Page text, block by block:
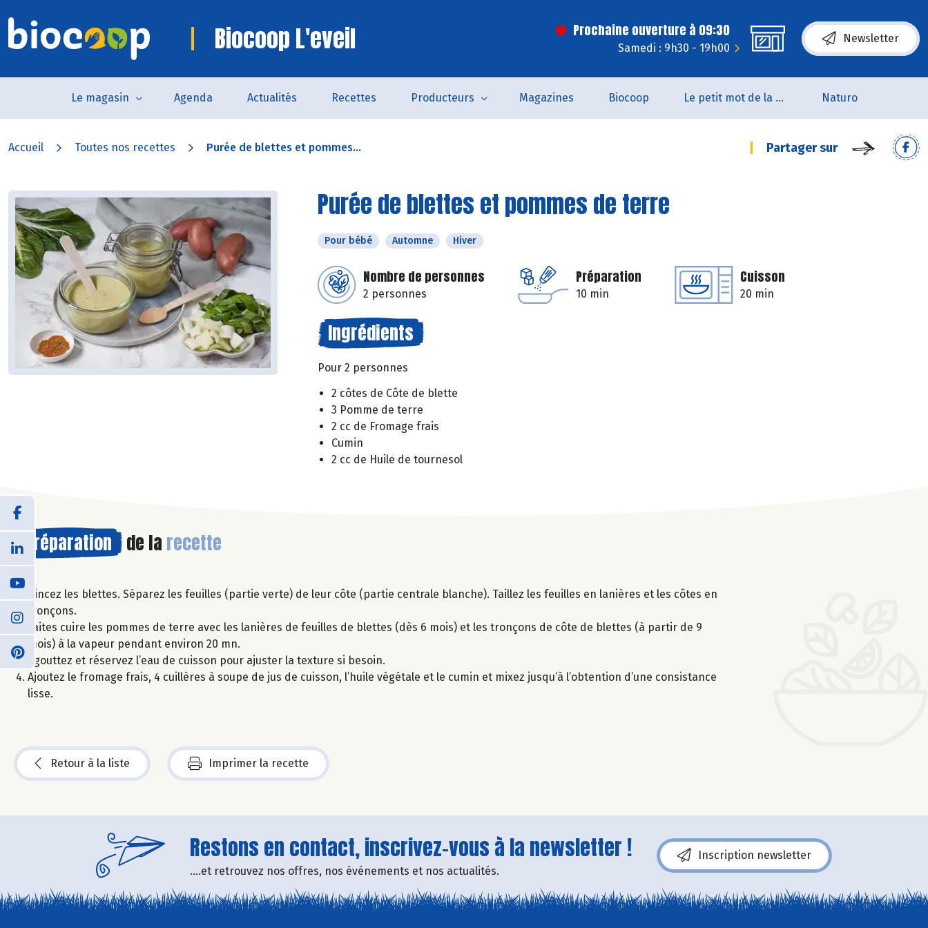
Biocoop L'eveil Prochaine ouverture à 09:30
Samedi : 9h30 - 19h00
Newsletter
Le magasin Agenda Actualités Recettes Producteurs Magazines Biocoop Le petit mot de la naturo Naturo
Accueil Toutes nos recettes Purée de blettes et pommes... Partager sur
Purée de blettes et pommes de terre
Pour bébé Automne Hiver
Nombre de personnes
2 personnes
Préparation
10 min
Cuisson
20 min
Ingrédients
Pour 2 personnes
2 côtes de Côte de blette
3 Pomme de terre
2 cc de Fromage frais
Cumin
2 cc de Huile de tournesol
Préparation de la recette
Rincez les blettes. Séparez les feuilles (partie verte) de leur côte (partie centrale blanche). Taillez les feuilles en lanières et les côtes en
tronçons.
Faites cuire les pommes de terre avec les lanières de feuilles de blettes (dès 6 mois) et les tronçons de côte de blettes (à partir de 9
mois) à la vapeur pendant environ 20 mn.
Egouttez et réservez l’eau de cuisson pour ajuster la texture si besoin.
Ajoutez le fromage frais, 4 cuillères à soupe de jus de cuisson, l’huile végétale et le cumin et mixez jusqu’à l’obtention d’une consistance
lisse.
Retour à la liste Imprimer la recette
Restons en contact, inscrivez-vous à la newsletter !
....et retrouvez nos offres, nos événements et nos actualités.
Inscription newsletter